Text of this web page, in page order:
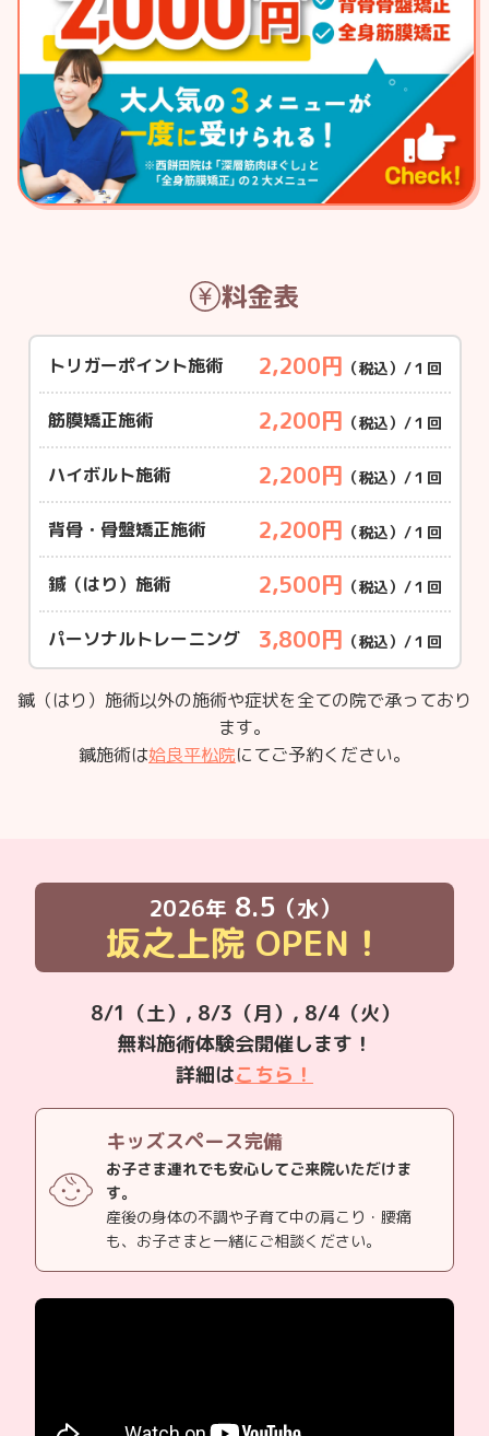
料金表
トリガーポイント施術 2,200円 （税込）/１回
筋膜矯正施術 2,200円 （税込）/１回
ハイボルト施術 2,200円 （税込）/１回
背骨・骨盤矯正施術 2,200円 （税込）/１回
鍼（はり）施術 2,500円 （税込）/１回
パーソナルトレーニング 3,800円 （税込）/１回
鍼（はり）施術以外の施術や症状を全ての院で承っており
ます。
鍼施術は姶良平松院にてご予約ください。
2026年 8.5 （水）
坂之上院 OPEN！
8/1（土）, 8/3（月）, 8/4（火）
無料施術体験会開催します！
詳細はこちら！
キッズスペース完備
お子さま連れでも安心してご来院いただけま
す。
産後の身体の不調や子育て中の肩こり・腰痛
も、お子さまと一緒にご相談ください。